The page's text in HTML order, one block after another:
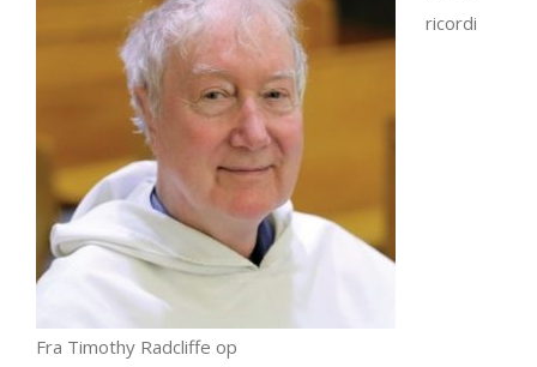
Fra Timothy Radcliffe op
ricordi